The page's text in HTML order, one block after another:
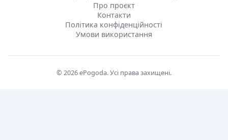
Про проєкт
Контакти
Політика конфіденційності
Умови використання
© 2026 ePogoda. Усі права захищені.